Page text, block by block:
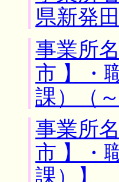
県新発
事業所
市 】・
課）（
事業所
市 】・
課）】